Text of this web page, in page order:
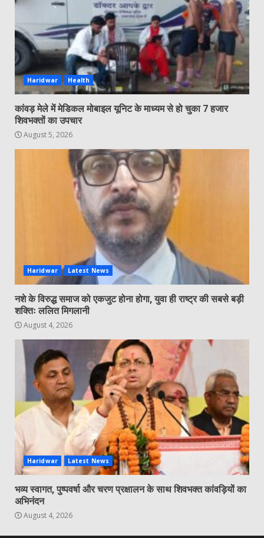
Haridwar Health
कांवड़ मेले में मेडिकल मोबाइल यूनिट के माध्यम से हो चुका 7 हजार
शिवभक्तों का उपचार
August 5, 2026
Haridwar Latest News
नशे के विरुद्ध समाज को एकजुट होना होगा, युवा ही राष्ट्र की सबसे बड़ी
शक्तिः ललित मिगलानी
August 4, 2026
Haridwar Latest News
भव्य स्वागत, पुष्पवर्षा और चरण प्रक्षालन के साथ शिवभक्त कांवड़ियों का
अभिनंदन
August 4, 2026